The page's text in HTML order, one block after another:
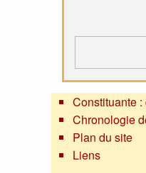
Constituante :
Chronologie
Plan du site
Liens